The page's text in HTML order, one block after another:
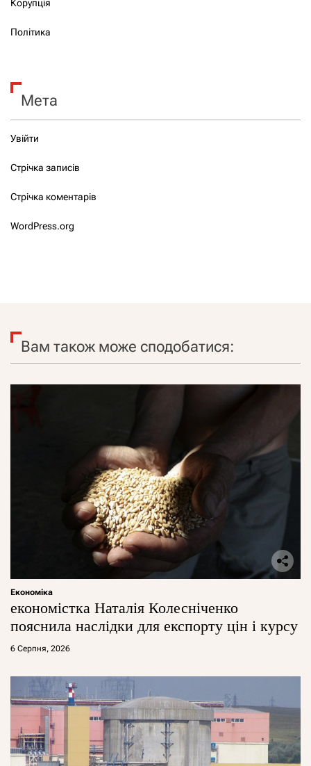
Корупція
Політика
Мета
Увійти
Стрічка записів
Стрічка коментарів
WordPress.org
Вам також може сподобатися:
Економіка
економістка Наталія Колесніченко
пояснила наслідки для експорту цін і курсу
6 Серпня, 2026